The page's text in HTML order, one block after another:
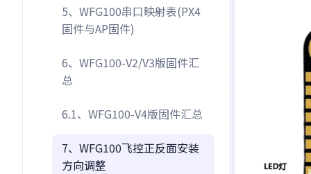
5、WFG100串口映射表(PX4
固件与AP固件)
6、WFG100-V2/V3版固件汇
总
6.1、WFG100-V4版固件汇总
7、WFG100飞控正反面安装
方向调整